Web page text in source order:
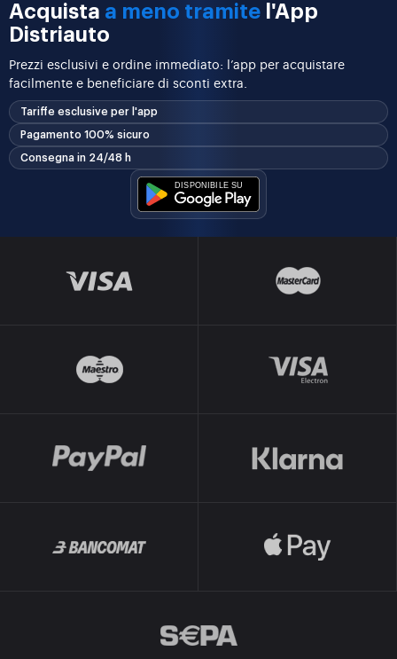
Acquista a meno tramite l'App
Distriauto
Prezzi esclusivi e ordine immediato: l’app per acquistare
facilmente e beneficiare di sconti extra.
Tariffe esclusive per l'app
Pagamento 100% sicuro
Consegna in 24/48 h